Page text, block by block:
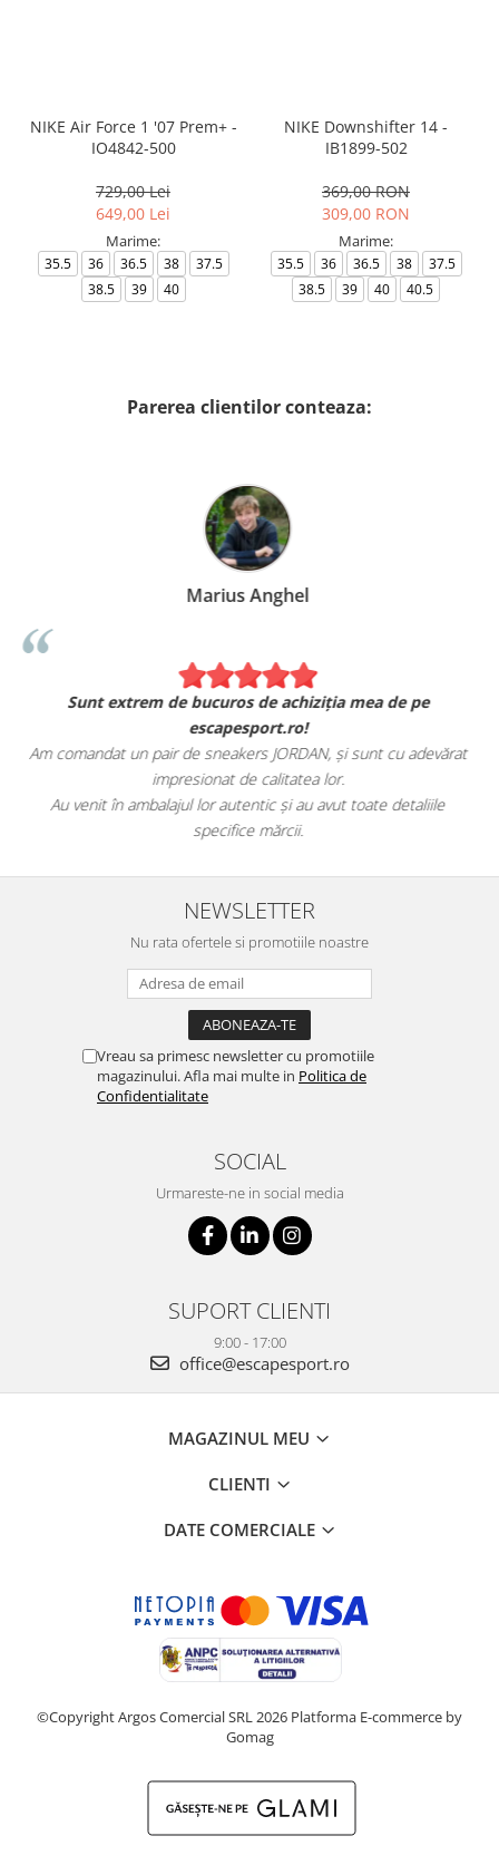
NIKE Air Force 1 '07 Prem+ -
IO4842-500
729,00 Lei
649,00 Lei
Marime:
35.5 36 36.5 38
37.5
38.5
39 40
NIKE Downshifter 14 -
IB1899-502
369,00 RON
309,00 RON
Marime:
35.5 36 36.5 38
37.5
38.5
39 40 40.5
Parerea clientilor conteaza:
Marius Anghel
Sunt extrem de bucuros de achiziția mea de pe
escapesport.ro!
Am comandat un pair de sneakers JORDAN, și sunt cu adevărat
impresionat de calitatea lor.
Au venit în ambalajul lor autentic și au avut toate detaliile
specifice mărcii.
NEWSLETTER
Nu rata ofertele si promotiile noastre
Vreau sa primesc newsletter cu promotiile
magazinului. Afla mai multe in Politica de
Confidentialitate
SOCIAL
Urmareste-ne in social media
SUPORT CLIENTI
9:00 - 17:00
office@escapesport.ro
MAGAZINUL MEU
CLIENTI
DATE COMERCIALE
©Copyright Argos Comercial SRL 2026 Platforma E-commerce by
Gomag